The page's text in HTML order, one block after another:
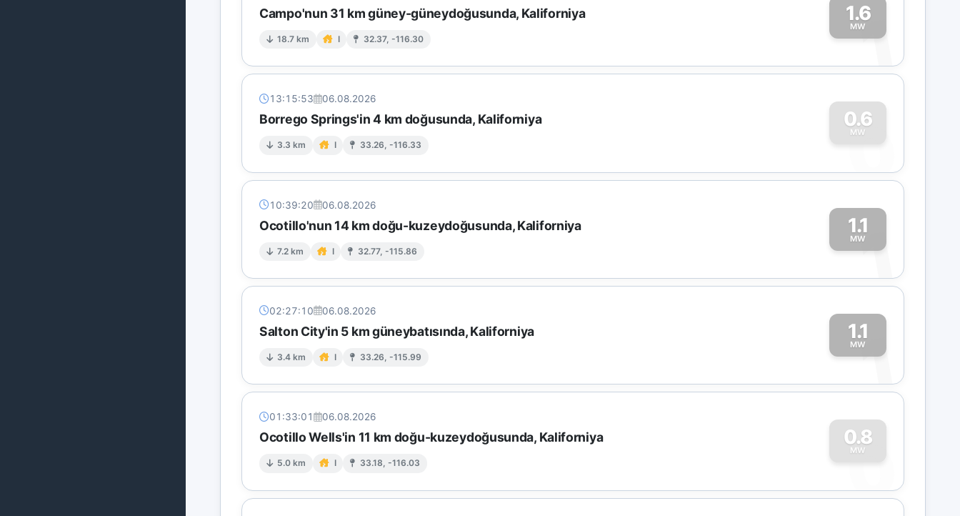
Campo'nun 31 km güney-güneydoğusunda, Kaliforniya
18.7 km I 32.37, -116.30
1.6
MW
1
13:15:53 06.08.2026
Borrego Springs'in 4 km doğusunda, Kaliforniya
3.3 km I 33.26, -116.33
0.6
MW
0
10:39:20 06.08.2026
Ocotillo'nun 14 km doğu-kuzeydoğusunda, Kaliforniya
7.2 km I 32.77, -115.86
1.1
MW
1
02:27:10 06.08.2026
Salton City'in 5 km güneybatısında, Kaliforniya
3.4 km I 33.26, -115.99
1.1
MW
1
01:33:01 06.08.2026
Ocotillo Wells'in 11 km doğu-kuzeydoğusunda, Kaliforniya
5.0 km I 33.18, -116.03
0.8
MW
0